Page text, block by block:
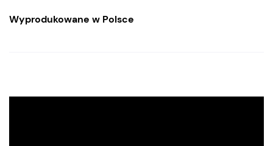
Wyprodukowane w Polsce